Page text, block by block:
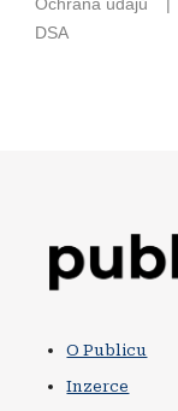
O Publicu
Inzerce